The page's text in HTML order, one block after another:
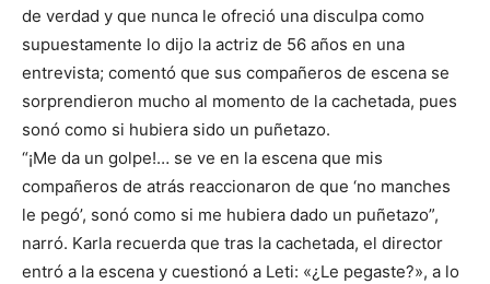
de verdad y que nunca le ofreció una disculpa como
supuestamente lo dijo la actriz de 56 años en una
entrevista; comentó que sus compañeros de escena se
sorprendieron mucho al momento de la cachetada, pues
sonó como si hubiera sido un puñetazo.
“¡Me da un golpe!… se ve en la escena que mis
compañeros de atrás reaccionaron de que ‘no manches
le pegó’, sonó como si me hubiera dado un puñetazo”,
narró. Karla recuerda que tras la cachetada, el director
entró a la escena y cuestionó a Leti: «¿Le pegaste?», a lo